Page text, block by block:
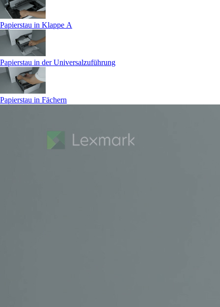
Papierstau in Klappe A
Papierstau in der Universalzuführung
Papierstau in Fächern